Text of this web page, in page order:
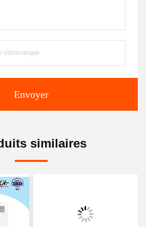
Envoyer
similaires